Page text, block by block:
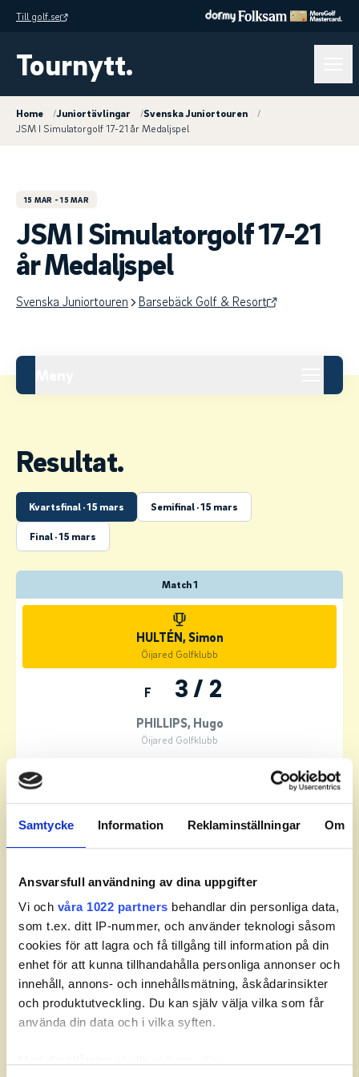
Samtycke Information Reklaminställningar Om
Ansvarsfull användning av dina uppgifter
Vi och våra 1022 partners behandlar din personliga data,
som t.ex. ditt IP-nummer, och använder teknologi såsom
cookies för att lagra och få tillgång till information på din
enhet för att kunna tillhandahålla personliga annonser och
innehåll, annons- och innehållsmätning, åskådarinsikter
och produktutveckling. Du kan själv välja vilka som får
använda din data och i vilka syften.
Till golf.se
Tournytt.
Home /Juniortävlingar /Svenska Juniortouren
/
JSM I Simulatorgolf 17-21 år Medaljspel
15 MAR - 15 MAR
JSM I Simulatorgolf 17-21
år Medaljspel
Svenska Juniortouren Barsebäck Golf & Resort
Resultat.
Kvartsfinal · 15 mars Semifinal · 15 mars
Final · 15 mars
Match 1
HULTÉN, Simon
Öijared Golfklubb
F 3 / 2
PHILLIPS, Hugo
Öijared Golfklubb
F 8 / 7
PERSSON, Wilma
Glasrikets Golfklubb Växjö
LAUTRUP-NISSEN, Mathias